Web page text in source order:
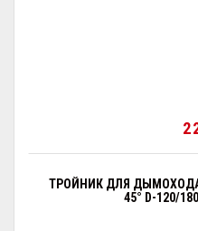
2
ТРОЙНИК ДЛЯ
45° D-120/